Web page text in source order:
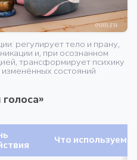
регулирует тело и прану,
и, при осознанном
трансформирует психику
состояний
Что используем